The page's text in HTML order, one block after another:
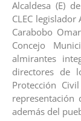
Alcaldesa (E)
CLEC
Carabobo
Concejo
almirantes
directores de
Protección
representación
además del